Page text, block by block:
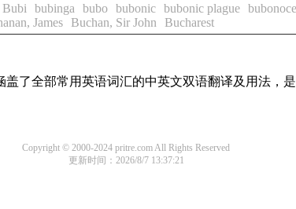
Bubi bubinga bubo bubonic bubonic plague
James Buchan, Sir John Bucharest
了全部常用英语词汇的中英文双语翻译及用法，
Copyright © 2000-2024 pritre.com All Rights Reserved
更新时间：2026/8/7 13:37:21